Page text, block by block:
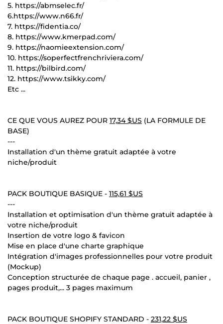
5. https://abmselec.fr/
6.https://www.n66.fr/
7. https://fidentia.co/
8. https://www.kmerpad.com/
9. https://naomieextension.com/
10. https://soperfectfrenchriviera.com/
11. https://bilbird.com/
12. https://www.tsikky.com/
Etc ...
CE QUE VOUS AUREZ POUR 17,34 $US (LA FORMULE DE
BASE)
---
Installation d'un thème gratuit adaptée à votre
niche/produit
PACK BOUTIQUE BASIQUE - 115,61 $US
---
Installation et optimisation d'un thème gratuit adaptée à
votre niche/produit
Insertion de votre logo & favicon
Mise en place d'une charte graphique
Intégration d'images professionnelles pour votre produit
(Mockup)
Conception structurée de chaque page . accueil, panier ,
pages produit,... 3 pages maximum
PACK BOUTIQUE SHOPIFY STANDARD - 231,22 $US